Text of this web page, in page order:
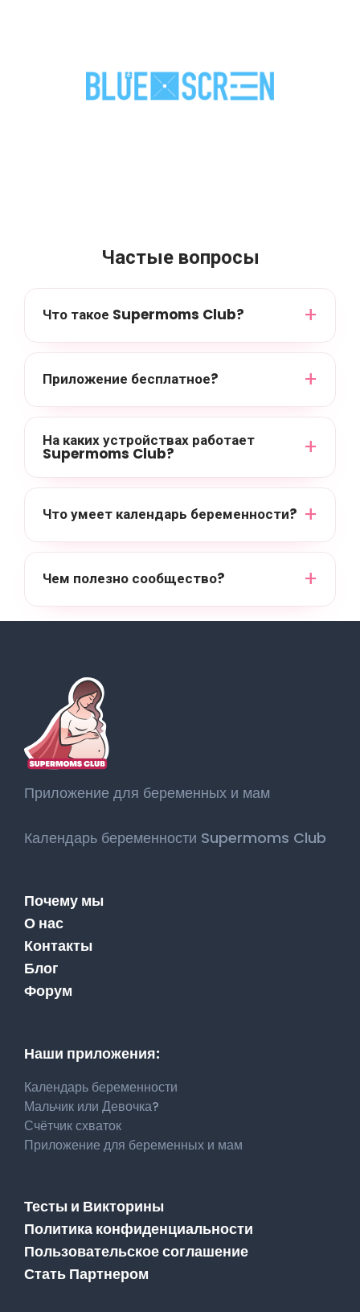
Частые вопросы
Что такое Supermoms Club?
Приложение бесплатное?
На каких устройствах работает
Supermoms Club?
Что умеет календарь беременности?
Чем полезно сообщество?
Приложение для беременных и мам
Календарь беременности Supermoms Club
Почему мы
О нас
Контакты
Блог
Форум
Наши приложения:
Календарь беременности
Мальчик или Девочка?
Счётчик схваток
Приложение для беременных и мам
Тесты и Викторины
Политика конфиденциальности
Пользовательское соглашение
Стать Партнером